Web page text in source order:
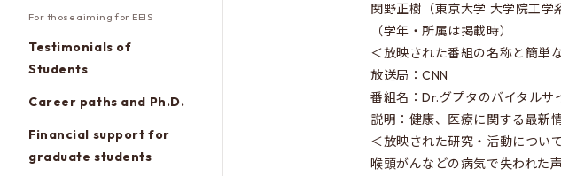
For those aiming for EEIS
Testimonials of
Students
Career paths and Ph.D.
Financial support for
graduate students
関野正樹（東京大学 大学院工学
（学年・所属は掲載時）
＜放映された番組の名称と簡単
放送局：CNN
番組名：Dr.グプタのバイタルサ
説明：健康、医療に関する最新
＜放映された研究・活動につい
喉頭がんなどの病気で失われた